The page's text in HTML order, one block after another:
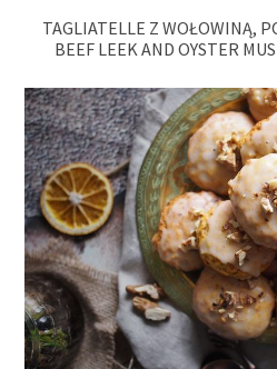
TAGLIATELLE Z WOŁOWINĄ,
BEEF LEEK AND OYSTER